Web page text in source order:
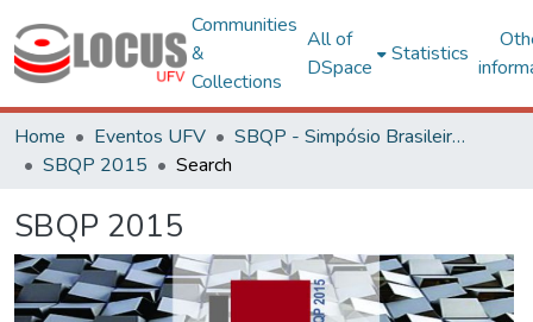
Communities
&
Collections
All of
DSpace
Statistics
Home Eventos UFV
SBQP - Simpósio Brasileiro de Qualidade do Projeto no Ambiente Construído
SBQP 2015
Search
SBQP 2015